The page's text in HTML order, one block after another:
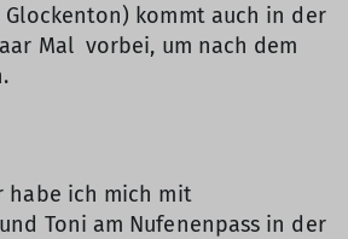
kommt auch in der
Mal vorbei, um nach dem
habe ich mich mit
Toni am Nufenenpass in der